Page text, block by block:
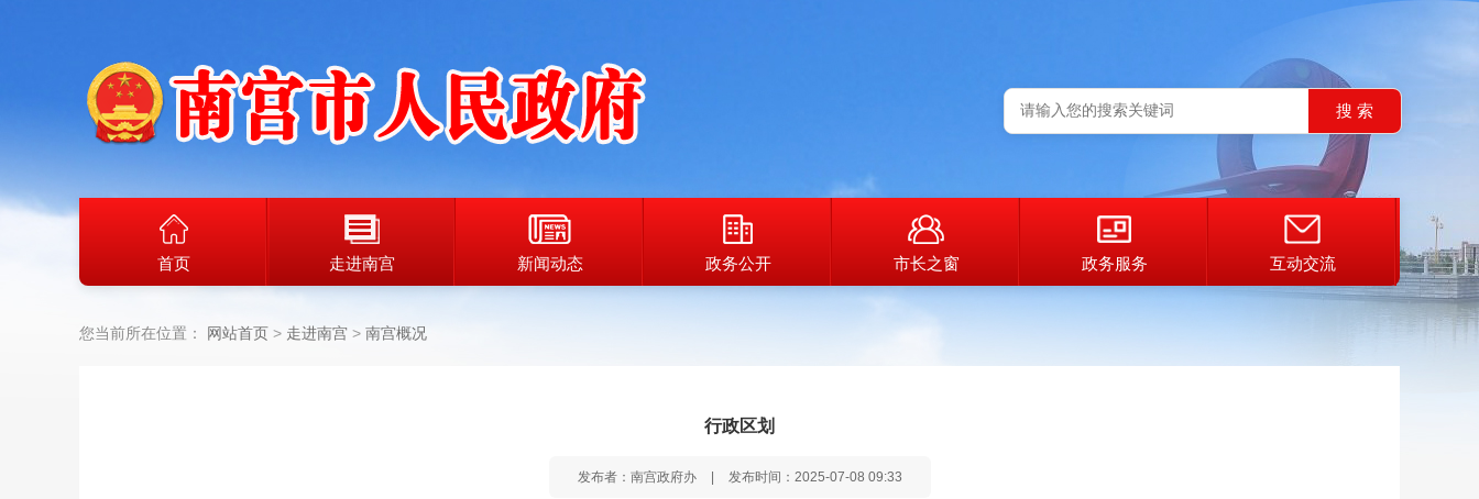
首页 走进南宫 新闻动态 政务公开 市长之窗 政务服务 互动交流
您当前所在位置： 网站首页 走进南宫 南宫概况
行政区划
发布者：南宫政府办 发布时间：2025-07-08 09:33